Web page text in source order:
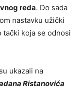
reda. Do sada
nastavku užički
koja se odnosi
ukazali na
Ristanovića